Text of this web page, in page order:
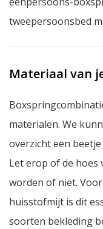
tweepersoonsbed
Materiaal van
materialen. We
overzicht een
Let erop of de hoes
worden of niet.
huisstofmijt is dit
soorten bekleding